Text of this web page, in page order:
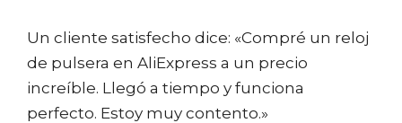
Un cliente satisfecho dice: «Compré un reloj
de pulsera en AliExpress a un precio
increíble. Llegó a tiempo y funciona
perfecto. Estoy muy contento.»